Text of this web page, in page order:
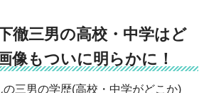
徹三男の高校・中学はど
像もついに明らかに！
三男の学歴(高校・中学がどこか)